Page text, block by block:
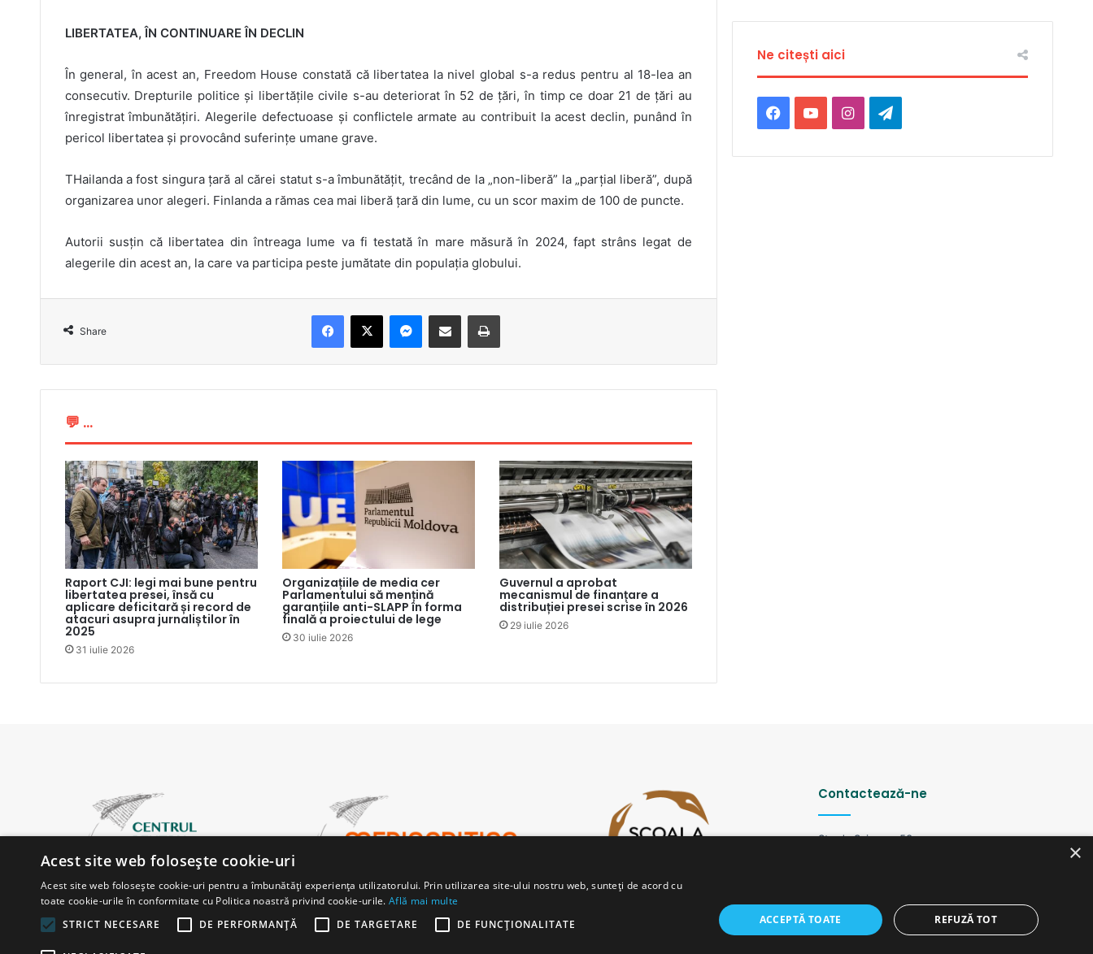
LIBERTATEA, ÎN CONTINUARE ÎN DECLIN
În general, în acest an, Freedom House constată că libertatea la nivel global s-a redus pentru al 18-lea an
consecutiv. Drepturile politice și libertățile civile s-au deteriorat în 52 de țări, în timp ce doar 21 de țări au
înregistrat îmbunătățiri. Alegerile defectuoase și conflictele armate au contribuit la acest declin, punând în
pericol libertatea și provocând suferințe umane grave.
THailanda a fost singura țară al cărei statut s-a îmbunătățit, trecând de la „non-liberă” la „parțial liberă”, după
organizarea unor alegeri. Finlanda a rămas cea mai liberă țară din lume, cu un scor maxim de 100 de puncte.
Autorii susțin că libertatea din întreaga lume va fi testată în mare măsură în 2024, fapt strâns legat de
alegerile din acest an, la care va participa peste jumătate din populația globului.
Share
Facebook
X Messenger
Share via Email Print
💬 ...
Raport CJI: legi mai bune pentru
libertatea presei, însă cu
aplicare deficitară și record de
atacuri asupra jurnaliștilor în
2025
31 iulie 2026
Organizațiile de media cer
Parlamentului să mențină
garanțiile anti-SLAPP în forma
finală a proiectului de lege
30 iulie 2026
Guvernul a aprobat
mecanismul de finanțare a
distribuției presei scrise în 2026
29 iulie 2026
Ne citești aici
Facebook
YouTubeInstagramTelegram
Contactează-ne
Strada Șciusev, 53
Email: redactia@ijc.md
×
Acest site web folosește cookie-uri
Acest site web folosește cookie-uri pentru a îmbunătăți experiența utilizatorului. Prin utilizarea site-ului nostru web, sunteți de acord cu
toate cookie-urile în conformitate cu Politica noastră privind cookie-urile.Află mai multe
STRICT NECESARE
DE PERFORMANȚĂ DE TARGETARE DE FUNCŢIONALITATE ACCEPTĂ TOATE REFUZĂ TOT